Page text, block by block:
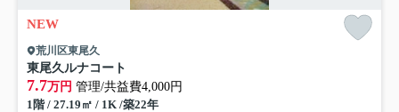
NEW
荒川区東尾久
東尾久ルナコート
7.7万円 管理/共益費4,000円
1階 / 27.19㎡ / 1K /築22年